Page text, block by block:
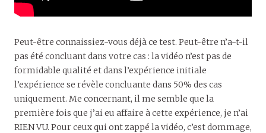
Peut-être connaissiez-vous déjà ce test. Peut-être n’a-t-il
pas été concluant dans votre cas : la vidéo n’est pas de
formidable qualité et dans l’expérience initiale
l’expérience se révèle concluante dans 50% des cas
uniquement. Me concernant, il me semble que la
première fois que j’ai eu affaire à cette expérience, je n’ai
RIEN VU. Pour ceux qui ont zappé la vidéo, c’est dommage,